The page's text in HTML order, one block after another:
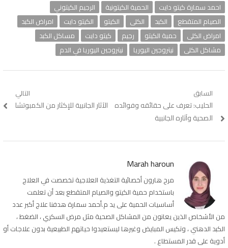
احمد سمارة كيتو دايت
الحمية الكيتونية
الرجيم الكيتوني
الصيام المتقطع
الكبد الكلى الكيتو الكيتو دايت
امراض الكبد
امراض الكلى
حمية الكيتو رجيم كيتو دايت
مساكل الكبد
مشاكل الكلى
نيتروجين اليوريا نيتروجين اليوريا في الدم
تصفّح
المقالات
السابق
Previous
post:
الحليب: تعرف على حقائقه وفوائده
الصحية وآثاره الجانبية
التالي
Next
الآثار الجانبية للإكثار من الكمبوتشا
Marah haroun
مرح هارون أخصائية التغذية العلاجية تخصصت في العلاج
باستخدام حمية الكيتو والصيام المتقطع بعد أن تعلمت
أساسيات الحمية على يد م.أحمد سمارة هدفنا علاج أكبر عدد
من الأشخاص الذين يعانون من المشاكل الصحية مثل مرض السكري ، الضغط ،
الكبد الدهني ، وتكيس المبايض وغيرها ليستعيدوا حياتهم الطبيعية بدون علاجات أو
أدوية على قدر المستطاع .